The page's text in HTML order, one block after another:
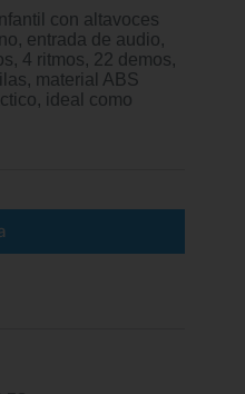
con altavoces
entrada de audio,
4 ritmos, 22 demos,
material ABS
ideal como